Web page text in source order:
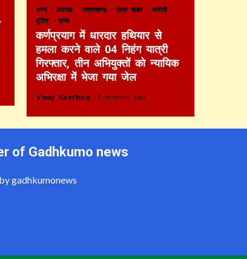
अन्य अपराध उत्तराखण्ड खास खबर
चमोली
पुलिस
राज्य
कर्णप्रयाग में धारदार हथियार से
हमला करने वाले 04 निहंग यात्री
गिरफ्तार, तीन अभियुक्तों को न्यायिक
अभिरक्षा में भेजा गया जेल
Vinay Kainthola 2 months ago
of Gadhkumo news
gadhkumonews